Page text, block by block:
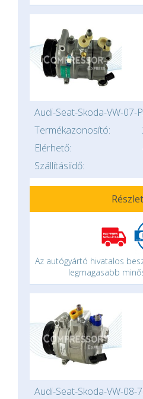
Audi-Seat-Skoda-VW-07-
Termékazonosító:
Elérhető:
Szállításiidő:
Az autógyártó hivatalos
legmagasabb
Audi-Seat-Skoda-VW-08-